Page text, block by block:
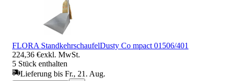
FLORA StandkehrschaufelDusty Co mpact 01506/401
224,36 €exkl. MwSt.
5 Stück enthalten
Lieferung bis Fr., 21. Aug.